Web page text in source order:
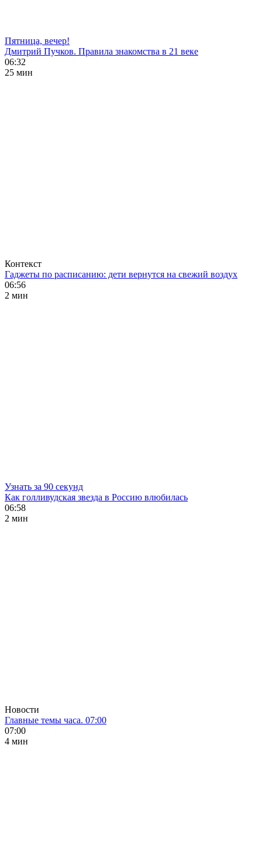
Пятница, вечер!
Дмитрий Пучков. Правила знакомства в 21 веке
06:32
25 мин
Контекст
Гаджеты по расписанию: дети вернутся на свежий воздух
06:56
2 мин
Узнать за 90 секунд
Как голливудская звезда в Россию влюбилась
06:58
2 мин
Новости
Главные темы часа. 07:00
07:00
4 мин